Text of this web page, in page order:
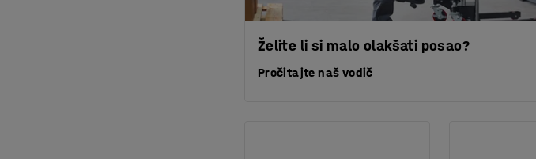
Želite li si malo olakšati posao?
Pročitajte naš vodič